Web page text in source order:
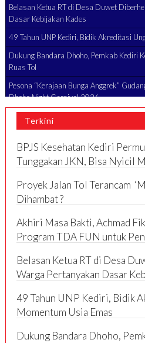
Dasar Kebijakan Kades
49 Tahun UNP Kediri, Bidik Akreditasi
Dukung Bandara Dhoho, Pemkab Kediri
Ruas Tol
Pesona “Kerajaan Bunga Anggrek”
Dhoho Night Carnival 2026
Ari Lasso akan Bawakan Lagu Dewa-19
Pengusaha
Terkini
BPJS Kesehatan Kediri
Tunggakan JKN, Bisa Nyicil
Proyek Jalan Tol Terancam
Dihambat ?
Akhiri Masa Bakti, Achmad
Program TDA FUN untuk
Belasan Ketua RT di Desa
Warga Pertanyakan Dasar
49 Tahun UNP Kediri, Bidik
Momentum Usia Emas
Dukung Bandara Dhoho,